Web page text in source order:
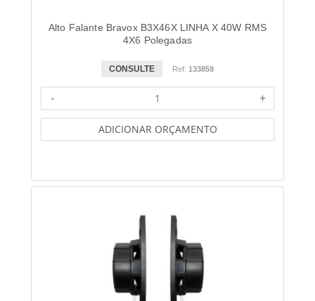
Alto Falante Bravox B3X46X LINHA X 40W RMS
4X6 Polegadas
CONSULTE Ref:133859
+
-
ADICIONAR ORÇAMENTO